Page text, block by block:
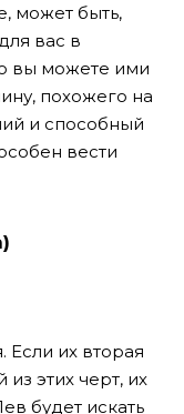
может быть,
вас в
вы можете ими
похожего на
и способный
вести
Если их вторая
этих черт, их
будет искать